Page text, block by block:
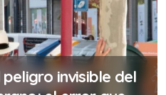
peligro invisible del